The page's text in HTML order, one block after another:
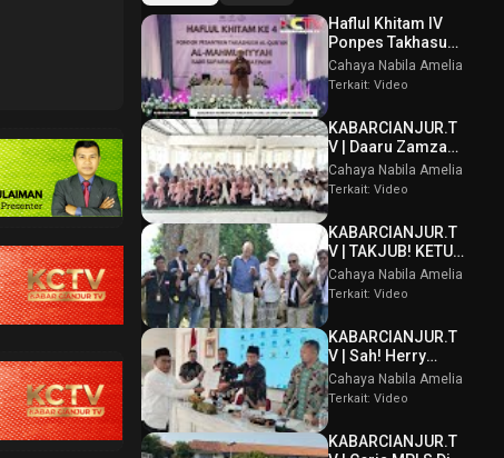
Haflul Khitam IV
Ponpes Takhasus
Al Qur’an Al
Mahmudiyyah Bani
Assatinem
Campaka
Cahaya Nabila Amelia
Terkait: Video
KABARCIANJUR.T
V | Daaru Zamzam
Berbagi
Kebahagiaan &
Sambut Muharram
1448 H
Cahaya Nabila Amelia
Terkait: Video
KABARCIANJUR.T
V | TAKJUB! KETUM
PPBI AKUI
POTENSI BATU
Cahaya Nabila Amelia
Terkait: Video
KABARCIANJUR.T
V | Sah! Herry
Wirawan Terpilih
Aklamasi Musda
Cianjur
Cahaya Nabila Amelia
Terkait: Video
KABARCIANJUR.T